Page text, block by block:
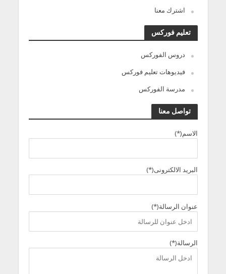
اشترك معنا
تعليم فوركس
دروس الفوركس
فيديوهات تعليم فوركس
مدرسة الفوركس
تواصل معنا
الاسم(*)
البريد الالكترونى(*)
عنوان الرسالة(*)
الرسالة(*)